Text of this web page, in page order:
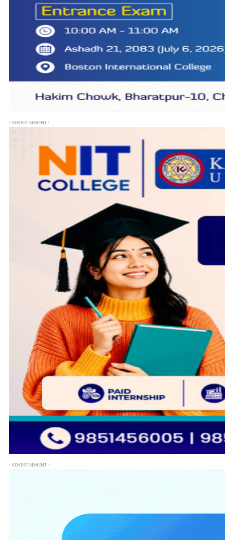
- ADVERTISEMENT -
- ADVERTISEMENT -